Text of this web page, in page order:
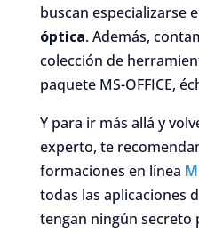
buscan especializarse
óptica. Además,
colección de
paquete MS-OFFICE,
Y para ir más allá y
experto, te
formaciones en línea
todas las aplicaciones
tengan ningún secreto